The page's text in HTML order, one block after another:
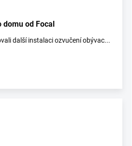
domu od Focal
další instalaci ozvučení obývac...